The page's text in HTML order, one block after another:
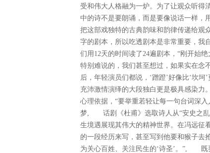
受和伟大人格融为一炉。为了让观众听得
中的诗不是要朗诵，而是要像说话一样，
把这部戏独特的古典韵味和韵律传递给
字的剧本，所以吃透剧本是非常重要，我
们用12天的时间读了24遍剧本，“刚开始
特别难说的，我们甚至想过，如果实在念
后，年轻演员们都说，‘蹭蹬’好像比‘坎
充沛激情演绎的大段独白更是极具感染力
心理依据，“要举重若轻让每一句台词深
梦, 话剧《杜甫》选取诗人从“安史之乱
生境遇展现其伟大的精神世界。在冯远征
的一段经历来写，甚至写到他要和猴子去
为关心百姓、关注民生的‘诗圣’。”, 既